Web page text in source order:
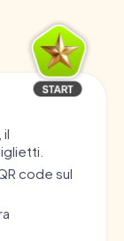
il
code sul